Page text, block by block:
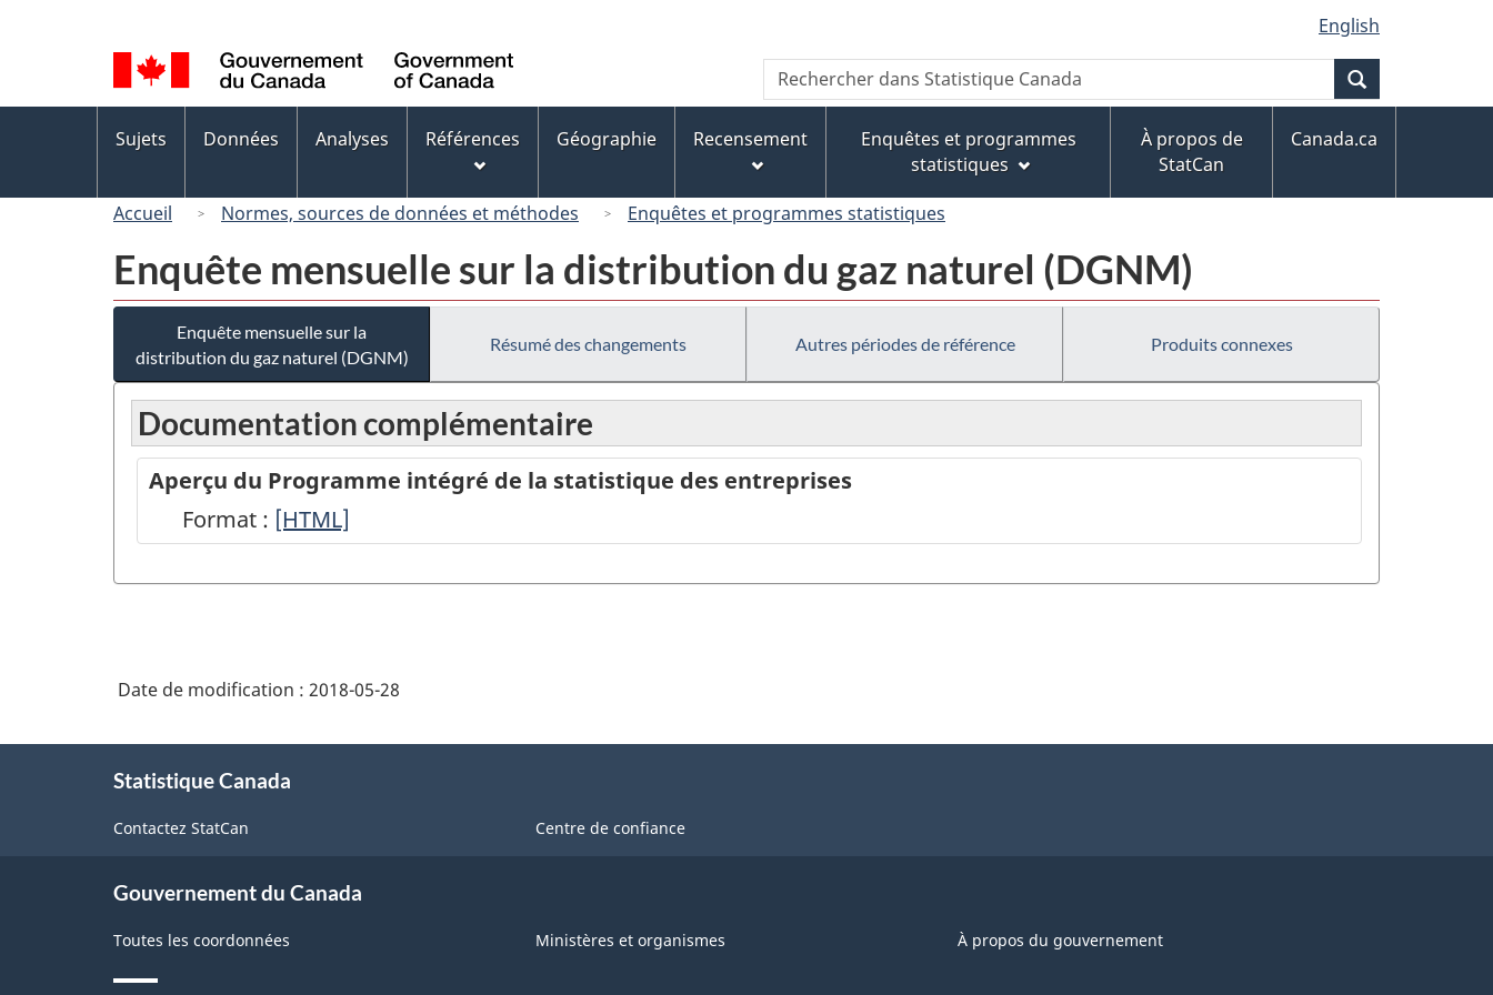
au
contenu
principal
« À
propos
de
ce
version
HTML
simplifiée
de
la
langue
English
Canada
Recherche
Rechercher
dans
Canada
des
Sujets Données Analyses Références Géographie Recensement
Enquêtes et programmes
statistiques
À propos de
StatCan
Canada.ca
Accueil Normes, sources de données et méthodes Enquêtes et programmes statistiques
Enquête mensuelle sur la distribution du gaz naturel (DGNM)
Enquête mensuelle sur la
distribution du gaz naturel (DGNM)
Résumé des changements Autres périodes de référence Produits connexes
Documentation complémentaire
Aperçu du Programme intégré de la statistique des entreprises
Format : Aperçu
Programme
la
statistique
des
HTML
[HTML]
Date de modification : 2018-05-28
Statistique Canada
Contactez StatCan Centre de confiance
Gouvernement du Canada
Toutes les coordonnées Ministères et organismes À propos du gouvernement